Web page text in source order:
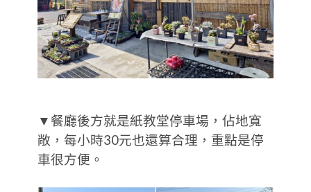
▼餐廳後方就是紙教堂停車場，佔地寬
敞，每小時30元也還算合理，重點是停
車很方便。